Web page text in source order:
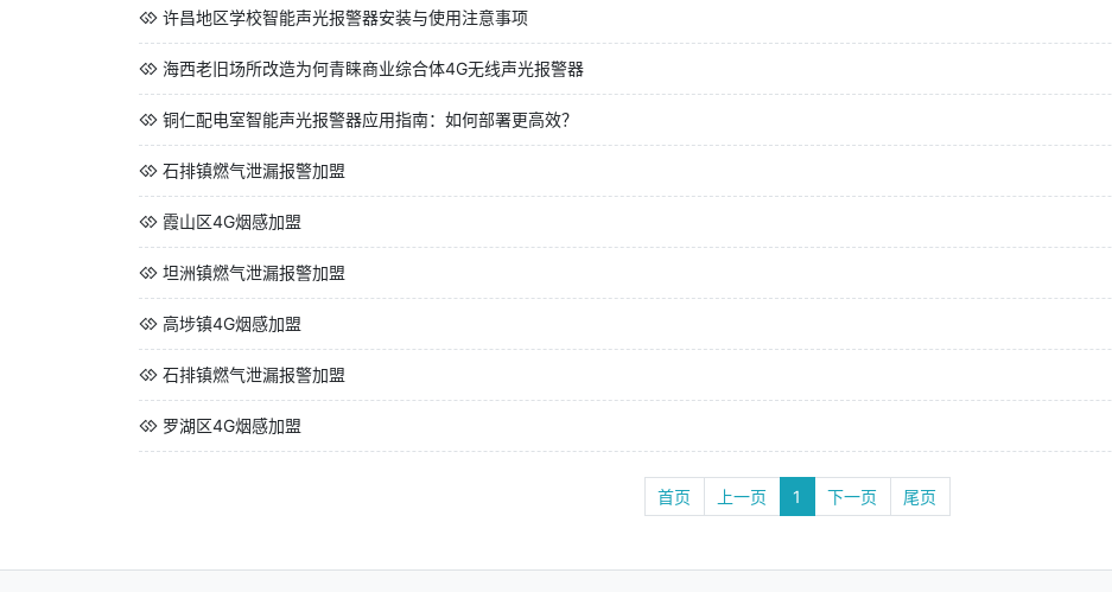
许昌地区学校智能声光报警器安装与使用注意事项
海西老旧场所改造为何青睐商业综合体4G无线声光报警器
铜仁配电室智能声光报警器应用指南：如何部署更高效？
石排镇燃气泄漏报警加盟
霞山区4G烟感加盟
坦洲镇燃气泄漏报警加盟
高埗镇4G烟感加盟
石排镇燃气泄漏报警加盟
罗湖区4G烟感加盟
首页 上一页 1 下一页 尾页